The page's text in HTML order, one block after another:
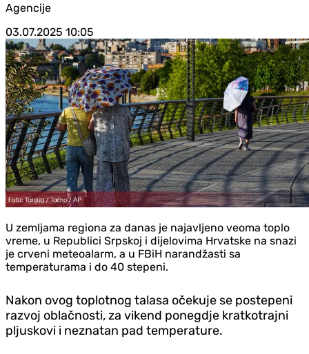
Agencije
03.07.2025 10:05
U zemljama regiona za danas je najavljeno veoma toplo
vreme, u Republici Srpskoj i dijelovima Hrvatske na snazi
je crveni meteoalarm, a u FBiH narandžasti sa
temperaturama i do 40 stepeni.
Nakon ovog toplotnog talasa očekuje se postepeni
razvoj oblačnosti, za vikend ponegdje kratkotrajni
pljuskovi i neznatan pad temperature.